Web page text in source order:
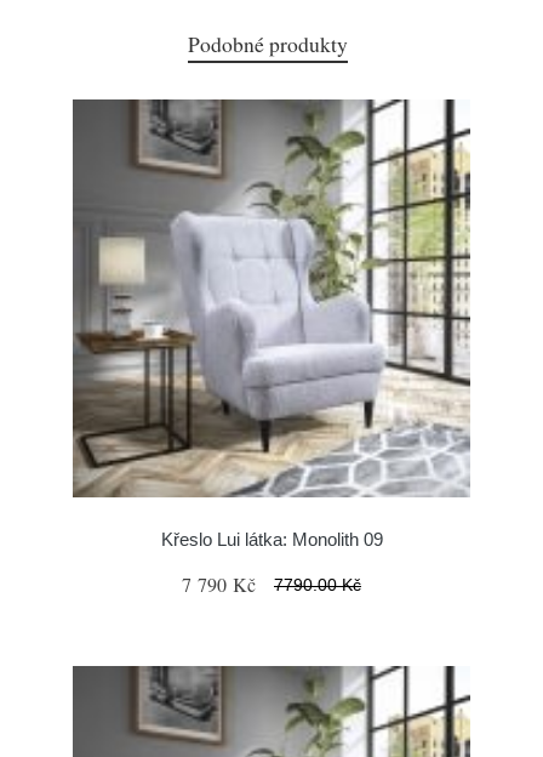
Podobné produkty
Křeslo Lui látka: Monolith 09
7 790 Kč 7790.00 Kč